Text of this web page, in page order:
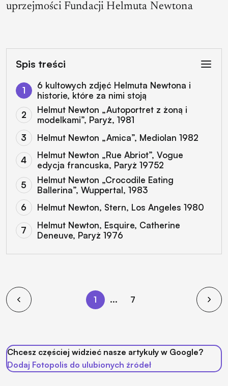
uprzejmości Fundacji Helmuta Newtona
Spis treści
6 kultowych zdjęć Helmuta Newtona i
historie, które za nimi stoją
Helmut Newton „Autoportret z żoną i
modelkami”, Paryż, 1981
Helmut Newton „Amica”, Mediolan 1982
Helmut Newton „Rue Abriot”, Vogue
edycja francuska, Paryż 19752
Helmut Newton „Crocodile Eating
Ballerina”, Wuppertal, 1983
Helmut Newton, Stern, Los Angeles 1980
Helmut Newton, Esquire, Catherine
Deneuve, Paryż 1976
1 ... 7
Chcesz częściej widzieć nasze artykuły w Google?
Dodaj Fotopolis do ulubionych źródeł